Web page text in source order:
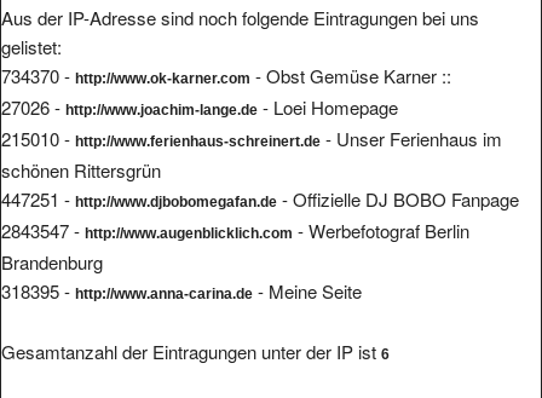
Aus der IP-Adresse sind noch folgende Eintragungen bei uns
gelistet:
734370 - http://www.ok-karner.com - Obst Gemüse Karner ::
27026 - http://www.joachim-lange.de - Loei Homepage
215010 - http://www.ferienhaus-schreinert.de - Unser Ferienhaus im
schönen Rittersgrün
447251 - http://www.djbobomegafan.de - Offizielle DJ BOBO Fanpage
2843547 - http://www.augenblicklich.com - Werbefotograf Berlin
Brandenburg
318395 - http://www.anna-carina.de - Meine Seite
Gesamtanzahl der Eintragungen unter der IP ist 6